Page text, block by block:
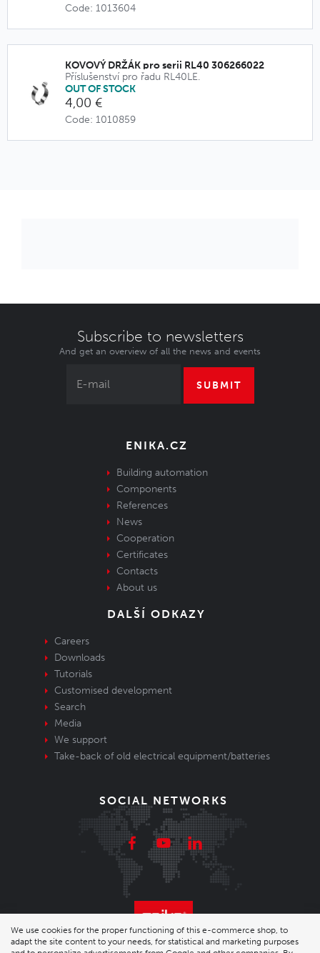
Code: 1013604
KOVOVÝ DRŽÁK pro serii RL40 306266022
Příslušenství pro řadu RL40LE.
OUT OF STOCK
4,00 €
Code: 1010859
Subscribe to newsletters
And get an overview of all the news and events
SUBMIT
ENIKA.CZ
Building automation
Components
References
News
Cooperation
Certificates
Contacts
About us
DALŠÍ ODKAZY
Careers
Downloads
Tutorials
Customised development
Search
Media
We support
Take-back of old electrical equipment/batteries
SOCIAL NETWORKS
We use cookies for the proper functioning of this e-commerce shop, to
adapt the site content to your needs, for statistical and marketing purposes